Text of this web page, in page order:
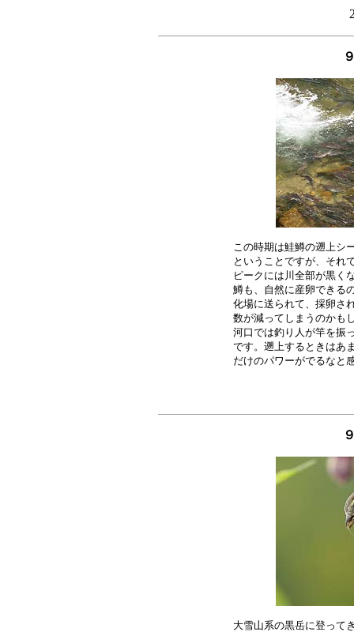
この時期は鮭鱒の遡上シ
ということですが、それ
ピークには川全部が黒く
鱒も、自然に産卵できる
化場に送られて、採卵さ
数が減ってしまうのかも
河口では釣り人が竿を振
です。遡上するときはあ
大雪山系の黒岳に登って